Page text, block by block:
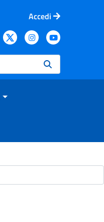
Accedi